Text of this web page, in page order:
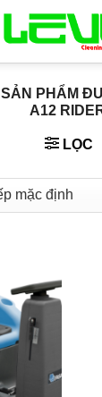
SẢN PHẨM
A12
LỌC